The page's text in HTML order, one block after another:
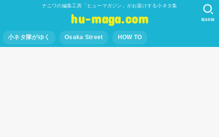
ナニワの編集工房「ヒューマガジン」がお届けする小ネタ集
hu-maga.com
小ネタ隊がゆく Osaka Street HOW TO
SEARCH